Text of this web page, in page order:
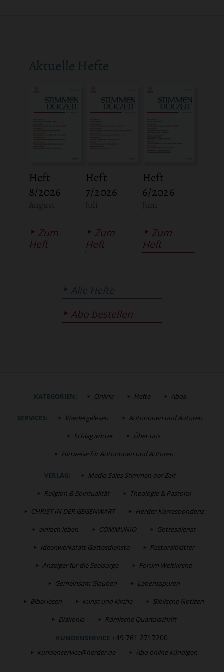
Aktuelle Hefte
Heft
8/2026
Zum
Heft
Heft
7/2026
Zum
Heft
Heft
6/2026
Zum
Heft
Alle Hefte
Abo bestellen
KATEGORIEN: Online Hefte Abos
SERVICES: Wiedergelesen
Autorinnen und Autoren
Schlagwörter
Über uns
Hinweise für Autorinnen und Autoren
VERLAG:
Media Sales Stimmen der Zeit
Religion & Spiritualität
Theologie & Pastoral
CHRIST IN DER GEGENWART
Herder Korrespondenz
einfach leben
COMMUNIO
Gottesdienst
Ideenwerkstatt Gottesdienste
Pastoralblätter
Anzeiger für die Seelsorge
Forum Weltkirche
Gemeinsam Glauben
Lebensspuren
Bibel lesen
kunst und kirche
Biblische Notizen
Diakonia
Römische Quartalschrift
KUNDENSERVICE +49 761 2717200
kundenservice@herder.de Abo online kündigen